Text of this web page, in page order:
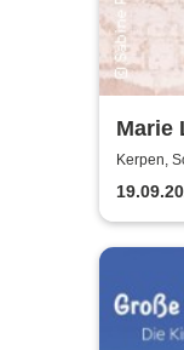
Marie
Plan
Kerpen,